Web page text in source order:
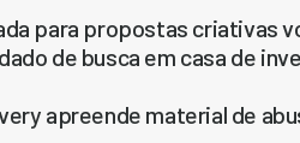
para propostas criativas
de busca em casa de
apreende material de